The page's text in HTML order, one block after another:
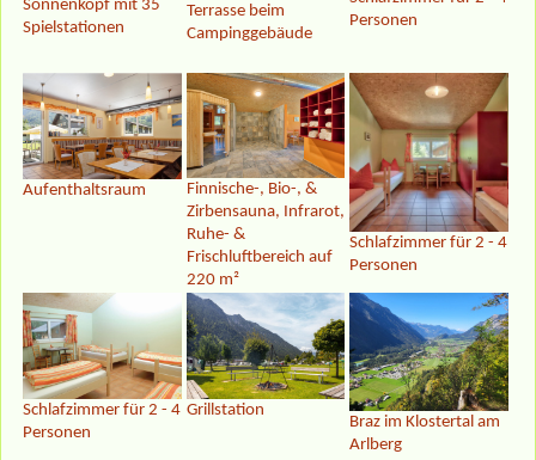
Sonnenkopf mit 35
Spielstationen
Terrasse beim
Campinggebäude
Personen
Aufenthaltsraum
Finnische-, Bio-, &
Zirbensauna, Infrarot,
Ruhe- &
Frischluftbereich auf
220 m²
Schlafzimmer für 2 - 4
Personen
Schlafzimmer für 2 - 4
Personen
Grillstation
Braz im Klostertal am
Arlberg